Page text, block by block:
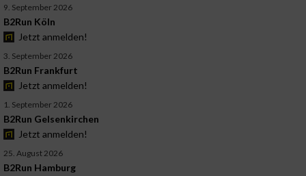
9. September 2026
B2Run Köln
Jetzt anmelden!
3. September 2026
B2Run Frankfurt
Jetzt anmelden!
1. September 2026
B2Run Gelsenkirchen
Jetzt anmelden!
25. August 2026
B2Run Hamburg